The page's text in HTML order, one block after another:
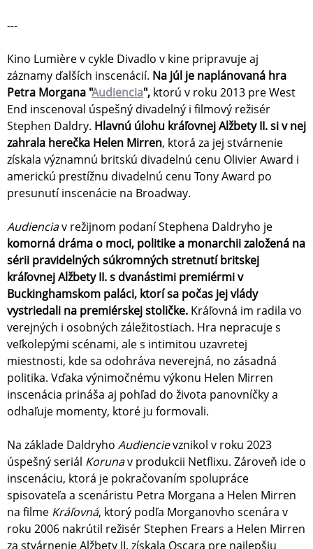
---
Kino Lumière v cykle Divadlo v kine pripravuje aj
záznamy ďalších inscenácií. Na júl je naplánovaná hra
Petra Morgana "Audiencia", ktorú v roku 2013 pre West
End inscenoval úspešný divadelný i filmový režisér
Stephen Daldry. Hlavnú úlohu kráľovnej Alžbety II. si v nej
zahrala herečka Helen Mirren, ktorá za jej stvárnenie
získala významnú britskú divadelnú cenu Olivier Award i
americkú prestížnu divadelnú cenu Tony Award po
presunutí inscenácie na Broadway.
Audienciav režijnom podaní Stephena Daldryho je
komorná dráma o moci, politike a monarchii založená na
sérii pravidelných súkromných stretnutí britskej
kráľovnej Alžbety II. s dvanástimi premiérmi v
Buckinghamskom paláci, ktorí sa počas jej vlády
vystriedali na premiérskej stoličke. Kráľovná im radila vo
verejných i osobných záležitostiach. Hra nepracuje s
veľkolepými scénami, ale s intimitou uzavretej
miestnosti, kde sa odohráva neverejná, no zásadná
politika. Vďaka výnimočnému výkonu Helen Mirren
inscenácia prináša aj pohľad do života panovníčky a
odhaľuje momenty, ktoré ju formovali.
Na základe Daldryho Audiencievznikol v roku 2023
úspešný seriál Korunav produkcii Netflixu. Zároveň ide o
inscenáciu, ktorá je pokračovaním spolupráce
spisovateľa a scenáristu Petra Morgana a Helen Mirren
na filme Kráľovná, ktorý podľa Morganovho scenára v
roku 2006 nakrútil režisér Stephen Frears a Helen Mirren
za stvárnenie Alžbety II. získala Oscara pre najlepšiu